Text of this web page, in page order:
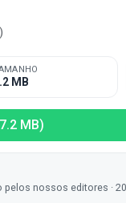
)
MB
MB)
nossos editores ·